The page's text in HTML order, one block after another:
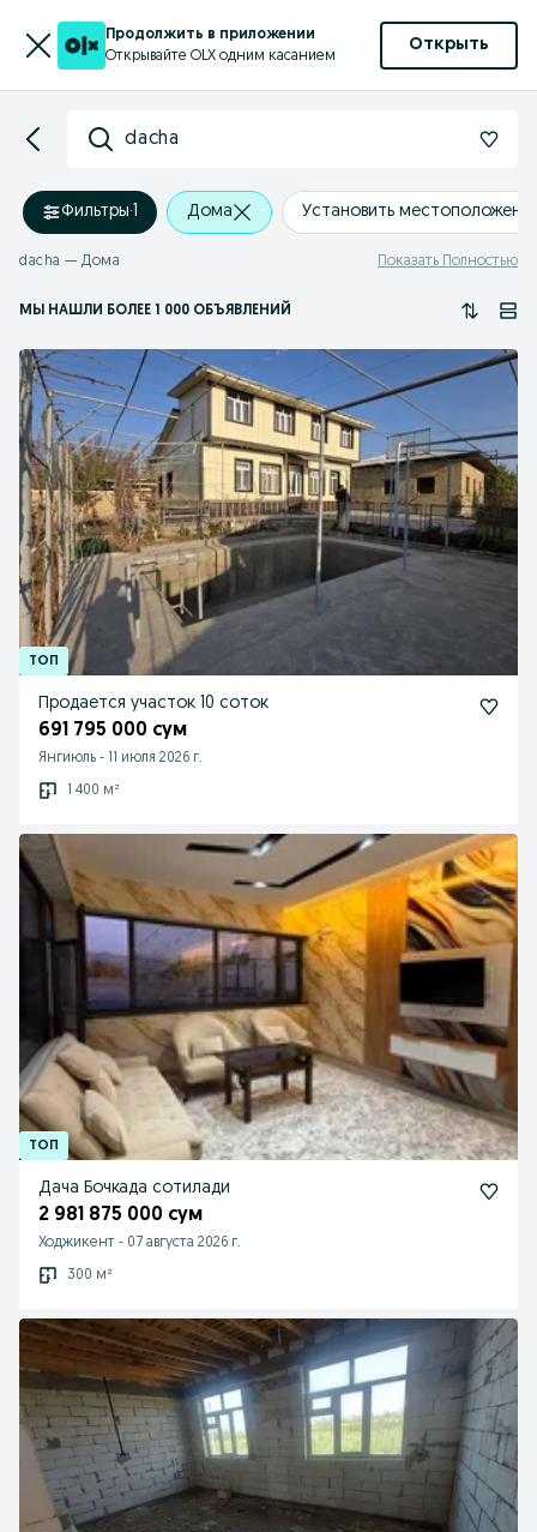
Продолжить в приложении
Открывайте OLX одним касанием
Открыть
dacha
Фильтры·1 Дома Установить
dacha — Дома Показать Полностью
МЫ НАШЛИ БОЛЕЕ 1 000 ОБЪЯВЛЕНИЙ
Продается участок 10 соток
691 795 000 сум
Янгиюль - 11 июля 2026 г.
1 400 м²
Дача Бочкада сотилади
2 981 875 000 сум
Ходжикент - 07 августа 2026 г.
300 м²